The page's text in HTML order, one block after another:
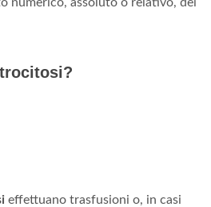
effettuano trasfusioni o, in casi